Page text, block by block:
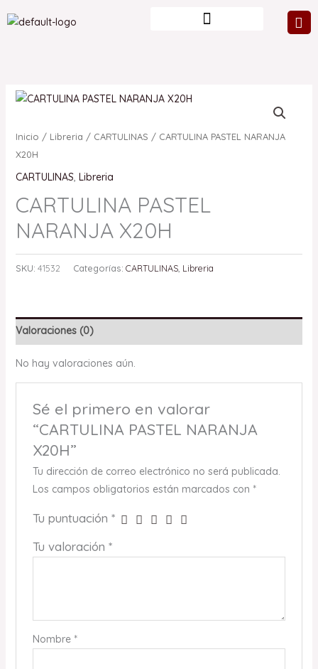
al
Inicio / Libreria / CARTULINAS / CARTULINA PASTEL NARANJA
X20H
CARTULINAS, Libreria
CARTULINA PASTEL
NARANJA X20H
SKU: 41532 Categorías: CARTULINAS, Libreria
Valoraciones (0)
No hay valoraciones aún.
Sé el primero en valorar
“CARTULINA PASTEL NARANJA
X20H”
Tu dirección de correo electrónico no será publicada.
Los campos obligatorios están marcados con *
Tu puntuación *
Tu valoración *
Nombre *